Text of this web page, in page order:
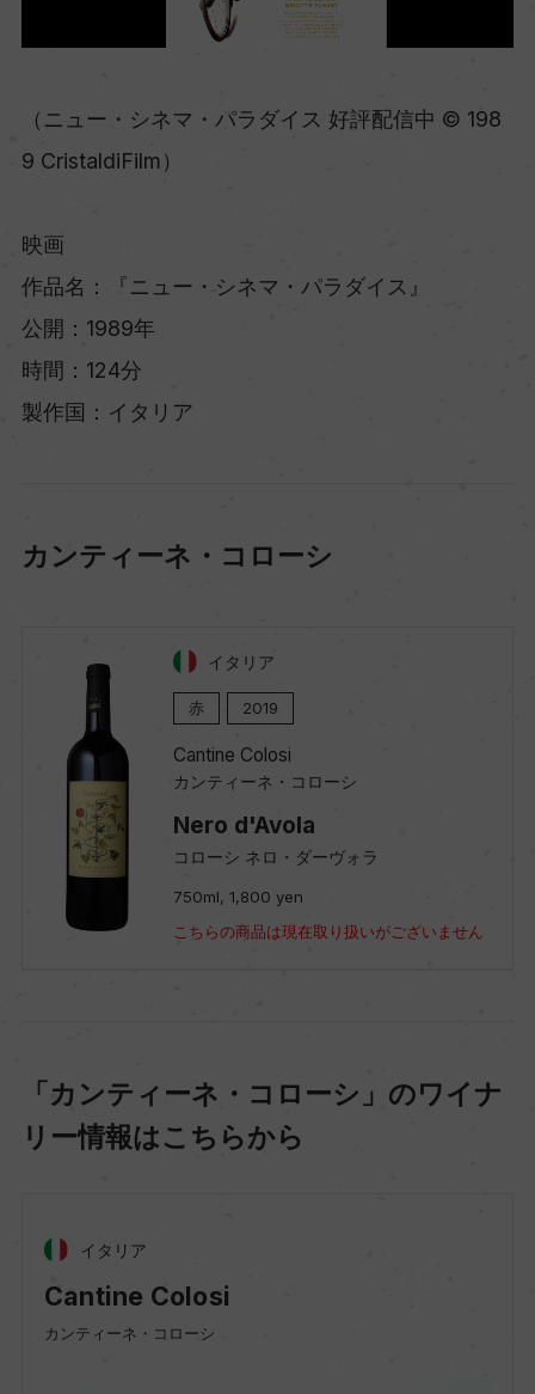
（ニュー・シネマ・パラダイス 好評配信中 © 198
9 CristaldiFilm）
映画
作品名：『ニュー・シネマ・パラダイス』
公開：1989年
時間：124分
製作国：イタリア
カンティーネ・コローシ
イタリア
赤 2019
Cantine Colosi
カンティーネ・コローシ
Nero d'Avola
コローシ ネロ・ダーヴォラ
750ml, 1,800 yen
こちらの商品は現在取り扱いがございません
「カンティーネ・コローシ」のワイナ
リー情報はこちらから
イタリア
Cantine Colosi
カンティーネ・コローシ